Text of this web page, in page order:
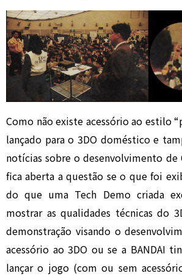
Como não existe acessório ao estilo
lançado para o 3DO doméstico e
notícias sobre o desenvolvimento
fica aberta a questão se o que foi
do que uma Tech Demo criada
mostrar as qualidades técnicas do
demonstração visando o
acessório ao 3DO ou se a BANDAI
lançar o jogo (com ou sem